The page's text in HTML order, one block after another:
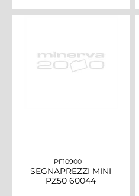
PF10900
SEGNAPREZZI MINI
PZ50 60044